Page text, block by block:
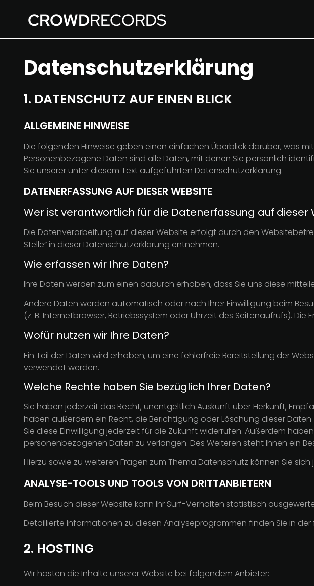
CROWDRECORDS
Datenschutz­erklärung
1. DATENSCHUTZ AUF EINEN BLICK
ALLGEMEINE HINWEISE
Die folgenden Hinweise geben einen einfachen Überblick darüber, was
Personenbezogene Daten sind alle Daten, mit denen Sie persönlich
Sie unserer unter diesem Text aufgeführten Datenschutzerklärung.
DATENERFASSUNG AUF DIESER WEBSITE
Wer ist verantwortlich für die Datenerfassung auf dieser
Die Datenverarbeitung auf dieser Website erfolgt durch den
Stelle“ in dieser Datenschutzerklärung entnehmen.
Wie erfassen wir Ihre Daten?
Ihre Daten werden zum einen dadurch erhoben, dass Sie uns diese
Andere Daten werden automatisch oder nach Ihrer Einwilligung beim
(z. B. Internetbrowser, Betriebssystem oder Uhrzeit des Seitenaufrufs).
Wofür nutzen wir Ihre Daten?
Ein Teil der Daten wird erhoben, um eine fehlerfreie Bereitstellung der
verwendet werden.
Welche Rechte haben Sie bezüglich Ihrer Daten?
Sie haben jederzeit das Recht, unentgeltlich Auskunft über Herkunft,
haben außerdem ein Recht, die Berichtigung oder Löschung dieser
Sie diese Einwilligung jederzeit für die Zukunft widerrufen. Außerdem
personenbezogenen Daten zu verlangen. Des Weiteren steht Ihnen ein
Hierzu sowie zu weiteren Fragen zum Thema Datenschutz können Sie
ANALYSE-TOOLS UND TOOLS VON DRITT­ANBIETERN
Beim Besuch dieser Website kann Ihr Surf-Verhalten statistisch
Detaillierte Informationen zu diesen Analyseprogrammen finden Sie in
2. HOSTING
Wir hosten die Inhalte unserer Website bei folgendem Anbieter: